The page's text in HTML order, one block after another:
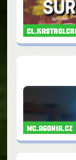
mc.agonia.cz